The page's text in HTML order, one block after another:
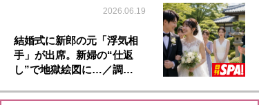
2026.06.19
結婚式に新郎の元「浮気相
手」が出席。新婦の“仕返
し”で地獄絵図に…／調…